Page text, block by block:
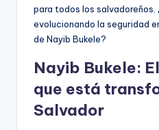
para todos los salvadoreños.
evolucionando la seguridad
de Nayib Bukele?
Nayib Bukele:
que está
Salvador